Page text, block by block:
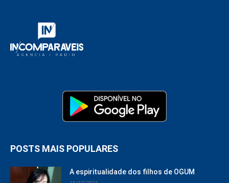
POSTS MAIS POPULARES
A espiritualidade dos filhos de OGUM